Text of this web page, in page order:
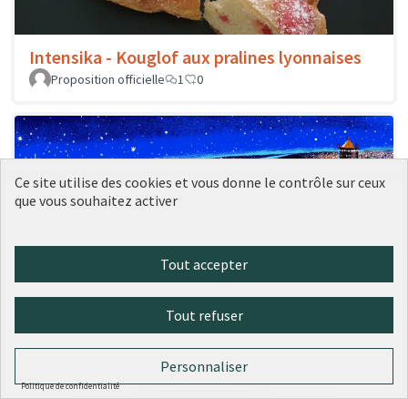
Intensika - Kouglof aux pralines lyonnaises
Proposition officielle 1 0
Soieries Brochier - Carré en soie « Lyon la
Nuit »
Proposition officielle 0 0
Ce site utilise des cookies et vous donne le contrôle sur ceux
que vous souhaitez activer
Tout accepter
Tout refuser
Personnaliser
Politique de confidentialité